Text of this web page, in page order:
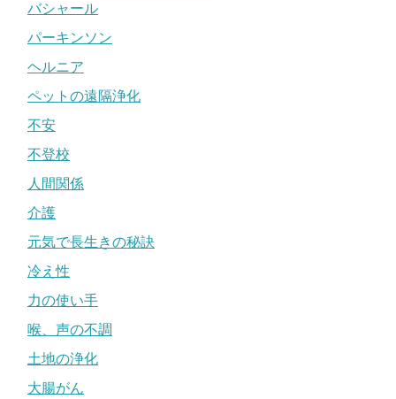
バシャール
パーキンソン
ヘルニア
ペットの遠隔浄化
不安
不登校
人間関係
介護
元気で長生きの秘訣
冷え性
力の使い手
喉、声の不調
土地の浄化
大腸がん